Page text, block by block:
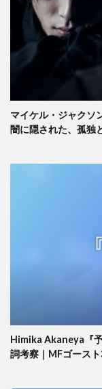
マイケル・ジャクソ
闇に隠された、孤独
Himika Akaneya『
詞考察｜MFゴース